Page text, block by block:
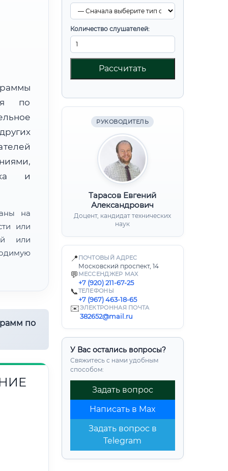
Количество слушателей:
Рассчитать
РУКОВОДИТЕЛЬ
Тарасов Евгений
Александрович
Доцент, кандидат технических
наук
📍 ПОЧТОВЫЙ АДРЕС
Московский проспект, 14
💬 МЕССЕНДЖЕР MAX
+7 (920) 211-67-25
📞ТЕЛЕФОНЫ
+7 (967) 463-18-65
✉️ЭЛЕКТРОННАЯ ПОЧТА
382652@mail.ru
У Вас остались вопросы?
Свяжитесь с нами удобным
способом:
Задать вопрос
Написать в Max
Задать вопрос в
Telegram
по
и
на
или
или
по